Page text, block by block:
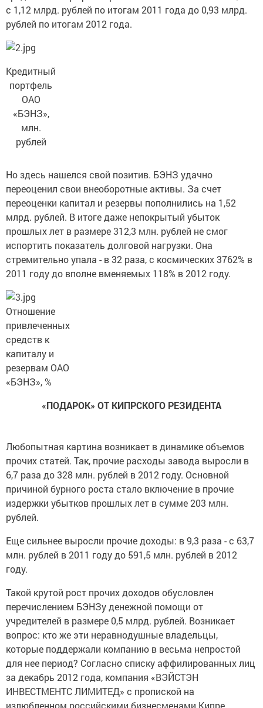
с 1,12 млрд. рублей по итогам 2011 года до 0,93 млрд.
рублей по итогам 2012 года.
Кредитный
портфель
ОАО
«БЭНЗ»,
млн.
рублей
Но здесь нашелся свой позитив. БЭНЗ удачно
переоценил свои внеоборотные активы. За счет
переоценки капитал и резервы пополнились на 1,52
млрд. рублей. В итоге даже непокрытый убыток
прошлых лет в размере 312,3 млн. рублей не смог
испортить показатель долговой нагрузки. Она
стремительно упала - в 32 раза, с космических 3762% в
2011 году до вполне вменяемых 118% в 2012 году.
Отношение
привлеченных
средств к
капиталу и
резервам ОАО
«БЭНЗ», %
«ПОДАРОК» ОТ КИПРСКОГО РЕЗИДЕНТА
Любопытная картина возникает в динамике объемов
прочих статей. Так, прочие расходы завода выросли в
6,7 раза до 328 млн. рублей в 2012 году. Основной
причиной бурного роста стало включение в прочие
издержки убытков прошлых лет в сумме 203 млн.
рублей.
Еще сильнее выросли прочие доходы: в 9,3 раза - с 63,7
млн. рублей в 2011 году до 591,5 млн. рублей в 2012
году.
Такой крутой рост прочих доходов обусловлен
перечислением БЭНЗу денежной помощи от
учредителей в размере 0,5 млрд. рублей. Возникает
вопрос: кто же эти неравнодушные владельцы,
которые поддержали компанию в весьма непростой
для нее период? Согласно списку аффилированных лиц
за декабрь 2012 года, компания «ВЭЙСТЭН
ИНВЕСТМЕНТС ЛИМИТЕД» с пропиской на
излюбленном российскими бизнесменами Кипре